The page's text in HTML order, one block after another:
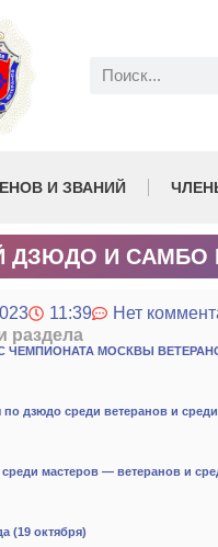
И ЗВАНИЙ
ДЗЮДО И САМБО
11:39
Нет
раздела
ЧЕМПИОНАТА МОСКВЫ
дзюдо среди ветеранов и среди
мастеров — ветеранов и
(19 октября)